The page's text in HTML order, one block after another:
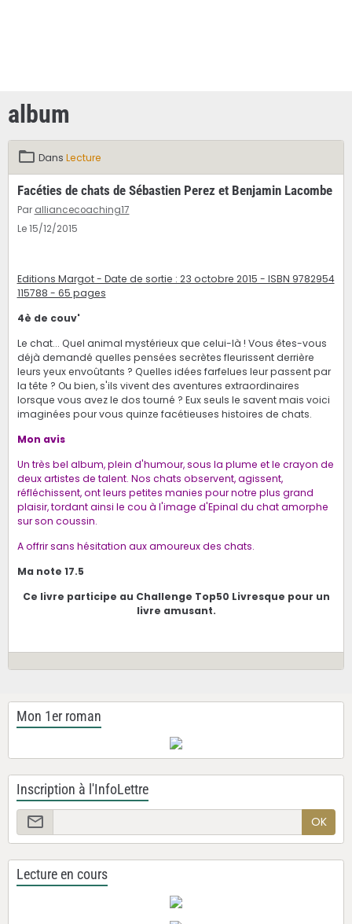
album
Dans Lecture
Facéties de chats de Sébastien Perez et Benjamin Lacombe
Par alliancecoaching17
Le 15/12/2015
Editions Margot - Date de sortie : 23 octobre 2015 - ISBN 9782954
115788 - 65 pages
4è de couv'
Le chat... Quel animal mystérieux que celui-là ! Vous êtes-vous
déjà demandé quelles pensées secrètes fleurissent derrière
leurs yeux envoûtants ? Quelles idées farfelues leur passent par
la tête ? Ou bien, s'ils vivent des aventures extraordinaires
lorsque vous avez le dos tourné ? Eux seuls le savent mais voici
imaginées pour vous quinze facétieuses histoires de chats.
Mon avis
Un très bel album, plein d'humour, sous la plume et le crayon de
deux artistes de talent. Nos chats observent, agissent,
réfléchissent, ont leurs petites manies pour notre plus grand
plaisir, tordant ainsi le cou à l'image d'Epinal du chat amorphe
sur son coussin.
A offrir sans hésitation aux amoureux des chats.
Ma note 17.5
Ce livre participe au Challenge Top50 Livresque pour un
livre amusant.
Mon 1er roman
Inscription à l'InfoLettre
OK
Lecture en cours